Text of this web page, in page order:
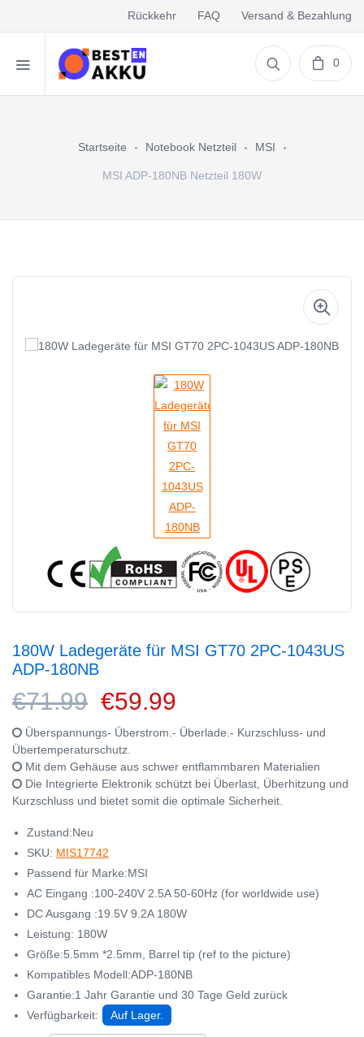
Rückkehr FAQ Versand & Bezahlung
0
Startseite Notebook Netzteil MSI
MSI ADP-180NB Netzteil 180W
180W Ladegeräte für MSI GT70 2PC-1043US
ADP-180NB
€71.99 €59.99
Überspannungs- Überstrom.- Überlade.- Kurzschluss- und
Übertemperaturschutz.
Mit dem Gehäuse aus schwer entflammbaren Materialien
Die Integrierte Elektronik schützt bei Überlast, Überhitzung und
Kurzschluss und bietet somit die optimale Sicherheit.
Zustand:Neu
SKU: MIS17742
Passend für Marke:MSI
AC Eingang :100-240V 2.5A 50-60Hz (for worldwide use)
DC Ausgang :19.5V 9.2A 180W
Leistung: 180W
Größe:5.5mm *2.5mm, Barrel tip (ref to the picture)
Kompatibles Modell:ADP-180NB
Garantie:1 Jahr Garantie und 30 Tage Geld zurück
Verfügbarkeit:
Auf Lager.